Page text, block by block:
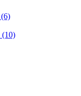
(6)
(10)